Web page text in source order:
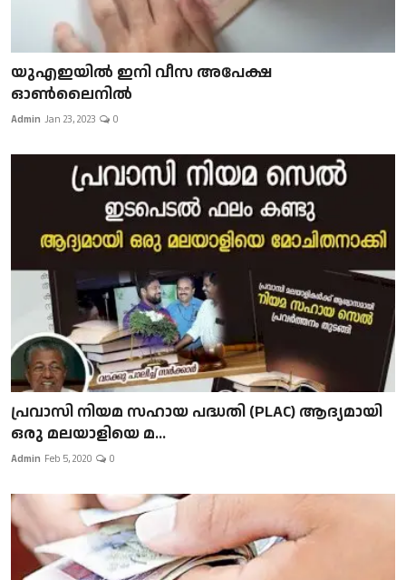
യുഎഇയിൽ ഇനി വീസ അപേക്ഷ
ഓൺലൈനിൽ
Admin Jan 23, 2023 0
പ്രവാസി നിയമ സഹായ പദ്ധതി (PLAC) ആദ്യമായി
ഒരു മലയാളിയെ മ...
Admin Feb 5, 2020 0